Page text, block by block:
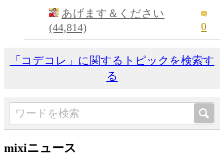
あげます＆ください
(44,814)
0
「コデコレ」に関するトピックを検索す
る
mixiニュース